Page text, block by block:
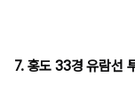
7. 홍도 33경 유람선